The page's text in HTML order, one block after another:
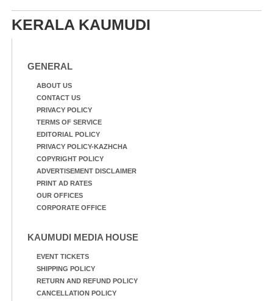
വെള്ളത്തിലൂടെ
KERALA KAUMUDI
GENERAL
ABOUT US
CONTACT US
PRIVACY POLICY
TERMS OF SERVICE
EDITORIAL POLICY
PRIVACY POLICY-KAZHCHA
COPYRIGHT POLICY
ADVERTISEMENT DISCLAIMER
PRINT AD RATES
OUR OFFICES
CORPORATE OFFICE
KAUMUDI MEDIA HOUSE
EVENT TICKETS
SHIPPING POLICY
RETURN AND REFUND POLICY
CANCELLATION POLICY